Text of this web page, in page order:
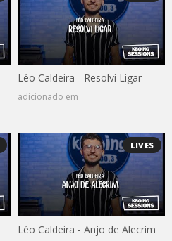
Léo Caldeira - Resolvi Ligar
adicionado em
LIVES
Léo Caldeira - Anjo de Alecrim